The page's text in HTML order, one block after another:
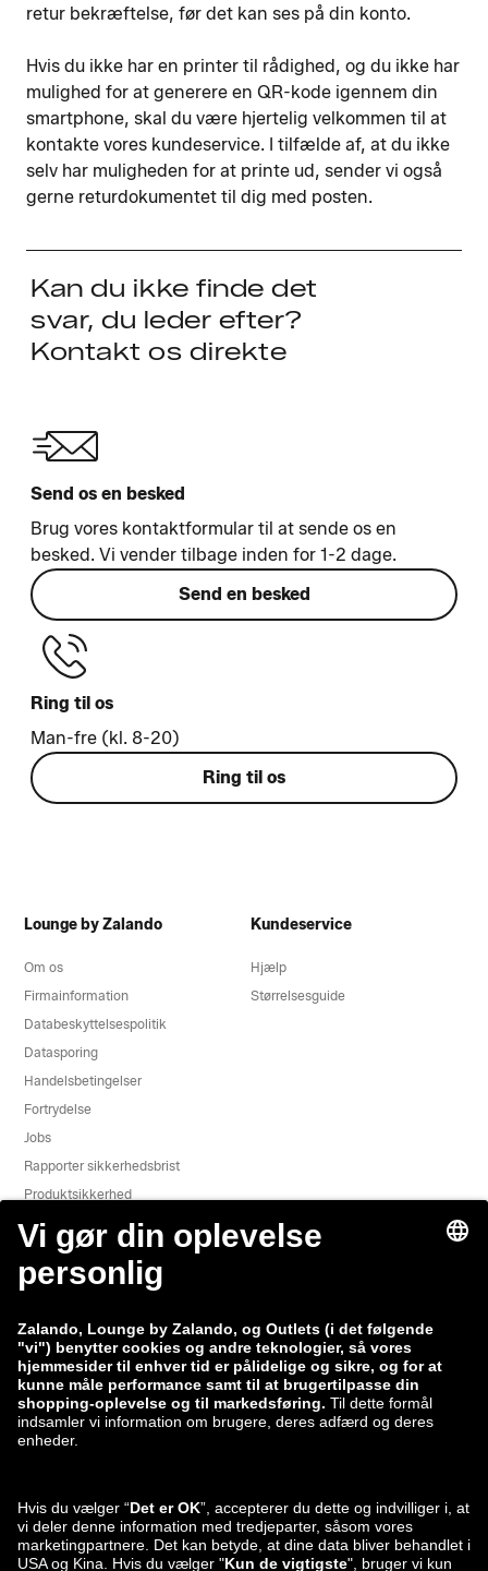
retur bekræftelse, før det kan ses på din konto.
Hvis du ikke har en printer til rådighed, og du ikke har
mulighed for at generere en QR-kode igennem din
smartphone, skal du være hjertelig velkommen til at
kontakte vores kundeservice. I tilfælde af, at du ikke
selv har muligheden for at printe ud, sender vi også
gerne returdokumentet til dig med posten.
Kan du ikke finde det
svar, du leder efter?
Kontakt os direkte
Send os en besked
Brug vores kontaktformular til at sende os en
besked. Vi vender tilbage inden for 1-2 dage.
Send en besked
Ring til os
Man-fre (kl. 8-20)
Ring til os
Lounge by Zalando
Om os
Firmainformation
Databeskyttelsespolitik
Datasporing
Handelsbetingelser
Fortrydelse
Jobs
Rapporter sikkerhedsbrist
Produktsikkerhed
Kundeservice
Hjælp
Størrelsesguide
Zalando-gruppen
Zalando
Betalingsmetoder
Du kan også finde os på